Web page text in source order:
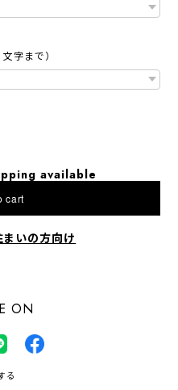
字まで）
available
cart
いの方向け
ON
る